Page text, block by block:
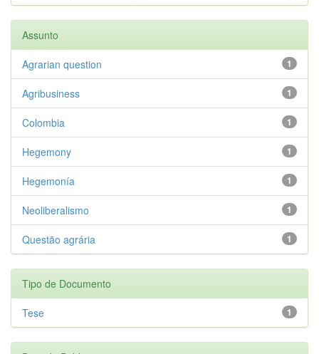
Assunto
1
Agrarian question
1
Agribusiness
1
Colombia
1
Hegemony
1
Hegemonía
1
Neoliberalismo
1
Questão agrária
Tipo de Documento
1
Tese